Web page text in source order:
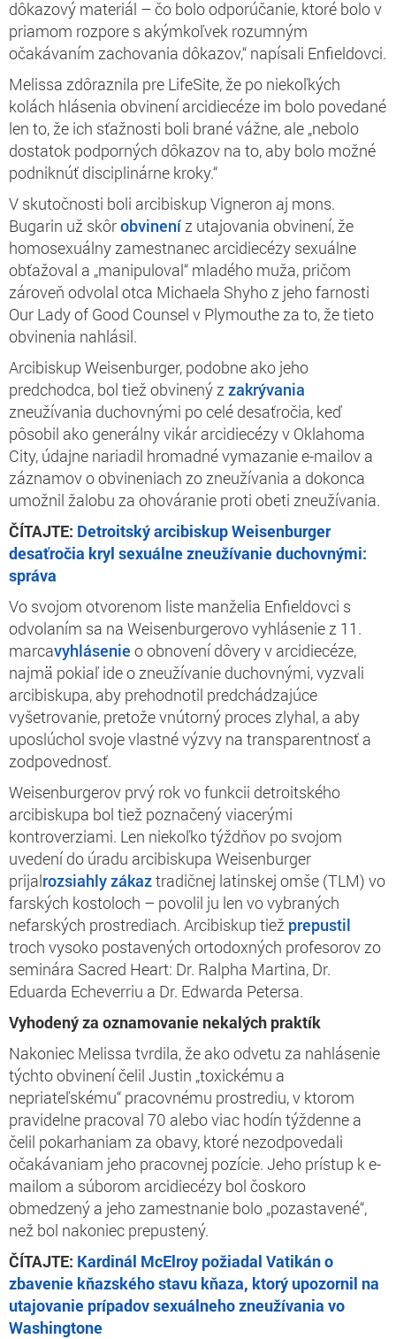
dôkazový materiál – čo bolo odporúčanie, ktoré bolo v
priamom rozpore s akýmkoľvek rozumným
očakávaním zachovania dôkazov,“ napísali Enfieldovci.
Melissa zdôraznila pre LifeSite, že po niekoľkých
kolách hlásenia obvinení arcidiecéze im bolo povedané
len to, že ich sťažnosti boli brané vážne, ale „nebolo
dostatok podporných dôkazov na to, aby bolo možné
podniknúť disciplinárne kroky.“
V skutočnosti boli arcibiskup Vigneron aj mons.
Bugarin už skôrobvineníz utajovania obvinení, že
homosexuálny zamestnanec arcidiecézy sexuálne
obťažoval a „manipuloval“ mladého muža, pričom
zároveň odvolal otca Michaela Shyho z jeho farnosti
Our Lady of Good Counsel v Plymouthe za to, že tieto
obvinenia nahlásil.
Arcibiskup Weisenburger, podobne ako jeho
predchodca, bol tiež obvinený zzakrývania
zneužívania duchovnými po celé desaťročia, keď
pôsobil ako generálny vikár arcidiecézy v Oklahoma
City, údajne nariadil hromadné vymazanie e-mailov a
záznamov o obvineniach zo zneužívania a dokonca
umožnil žalobu za ohováranie proti obeti zneužívania.
ČÍTAJTE: Detroitský arcibiskup Weisenburger
desaťročia kryl sexuálne zneužívanie duchovnými:
správa
Vo svojom otvorenom liste manželia Enfieldovci s
odvolaním sa na Weisenburgerovo vyhlásenie z 11.
marcavyhlásenie o obnovení dôvery v arcidiecéze,
najmä pokiaľ ide o zneužívanie duchovnými, vyzvali
arcibiskupa, aby prehodnotil predchádzajúce
vyšetrovanie, pretože vnútorný proces zlyhal, a aby
uposlúchol svoje vlastné výzvy na transparentnosť a
zodpovednosť.
Weisenburgerov prvý rok vo funkcii detroitského
arcibiskupa bol tiež poznačený viacerými
kontroverziami. Len niekoľko týždňov po svojom
uvedení do úradu arcibiskupa Weisenburger
prijalrozsiahly zákaztradičnej latinskej omše (TLM) vo
farských kostoloch – povolil ju len vo vybraných
nefarských prostrediach. Arcibiskup tiež prepustil
troch vysoko postavených ortodoxných profesorov zo
seminára Sacred Heart: Dr. Ralpha Martina, Dr.
Eduarda Echeverriu a Dr. Edwarda Petersa.
Vyhodený za oznamovanie nekalých praktík
Nakoniec Melissa tvrdila, že ako odvetu za nahlásenie
týchto obvinení čelil Justin „toxickému a
nepriateľskému“ pracovnému prostrediu, v ktorom
pravidelne pracoval 70 alebo viac hodín týždenne a
čelil pokarhaniam za obavy, ktoré nezodpovedali
očakávaniam jeho pracovnej pozície. Jeho prístup k e-
mailom a súborom arcidiecézy bol čoskoro
obmedzený a jeho zamestnanie bolo „pozastavené“,
než bol nakoniec prepustený.
ČÍTAJTE: Kardinál McElroy požiadal Vatikán o
zbavenie kňazského stavu kňaza, ktorý upozornil na
utajovanie prípadov sexuálneho zneužívania vo
Washingtone